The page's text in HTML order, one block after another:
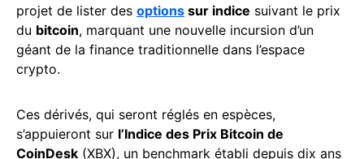
projet de lister des options sur indice suivant le prix
du bitcoin, marquant une nouvelle incursion d’un
géant de la finance traditionnelle dans l’espace
crypto.
Ces dérivés, qui seront réglés en espèces,
s’appuieront sur l’Indice des Prix Bitcoin de
CoinDesk (XBX), un benchmark établi depuis dix ans